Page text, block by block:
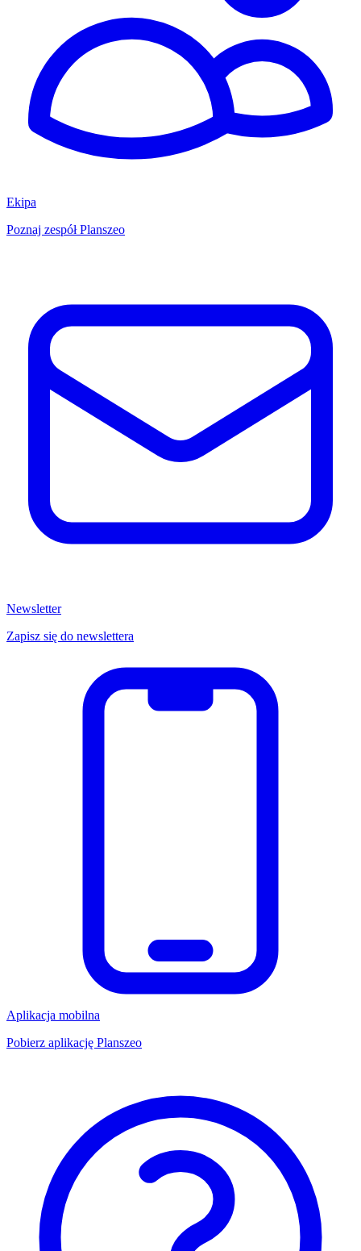
Ekipa
Poznaj zespół Planszeo
Newsletter
Zapisz się do newslettera
Aplikacja mobilna
Pobierz aplikację Planszeo